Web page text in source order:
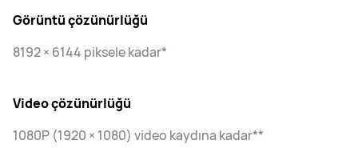
Görüntü çözünürlüğü
8192 × 6144 piksele kadar*
Video çözünürlüğü
1080P (1920 × 1080) video kaydına kadar**